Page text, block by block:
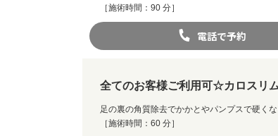
［施術時間：90 分］
電話で予約
全てのお客様ご利用可☆カロスリ
足の裏の角質除去でかかとやパンプスで硬く
［施術時間：60 分］